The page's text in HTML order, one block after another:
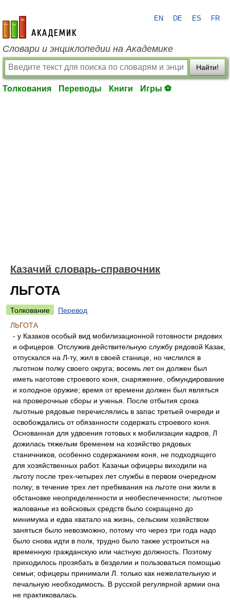
academic.ru
EN DE ES FR
Словари и энциклопедии на Академике
Найти!
Толкования Переводы Книги Игры ⚽
Казачий словарь-справочник
ЛЬГОТА
Толкование
Перевод
ЛЬГОТА
- у Казаков особый вид мобилизационной готовности рядових
и офицеров. Отслужив действительную службу рядовой Казак,
отпускался на Л-ту, жил в своей станице, но числился в
льготном полку своего округа; восемь лет он должен был
иметь наготове строевого коня, снаряжение, обмундирование
и холодное оружие; время от времени должен был являться
на проверочные сборы и ученья. После отбытия срока
льготные рядовые перечислялись в запас третьей очереди и
освобождались от обязанности содержать строевого коня.
Основанная для удвоения готовых к мобилизации кадров, Л
дожилась тяжелым бременем на хозяйство рядовых
станичников, особенно содержанием коня, не подходящего
для хозяйственных работ. Казачьи офицеры виходили на
льготу после трех-четырех лет службы в первом очередном
полку; в течение трех лет пребмвания на льготе они жили в
обстановке неопределенности и необеспеченности; льготное
жалованье из войсковых средств было сокращено до
минимума и едва хватало на жизнь, сельским хозяйством
заняться было невозможно, потому что через три года надо
было снова идти в полк, трудно было также устроиться на
временную гражданскую или частную должность. Поэтому
приходилось прозябать в безделии и пользоваться помощью
семьи; офицеры принимали Л. только как нежелательную и
печальную необходимость. В русской регулярной армии она
не практиковалась.